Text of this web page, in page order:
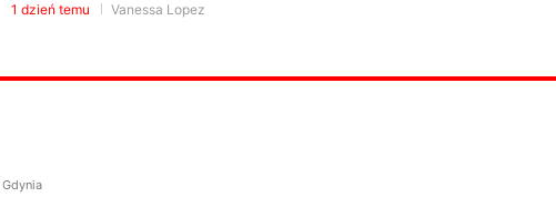
1 dzień temu Vanessa Lopez